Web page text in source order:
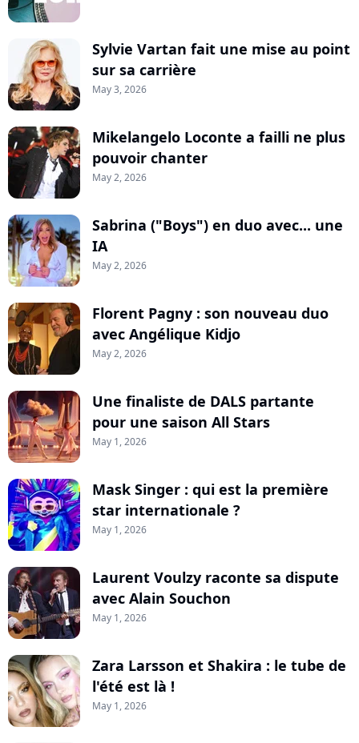
Sylvie Vartan fait une mise au point
sur sa carrière
May 3, 2026
Mikelangelo Loconte a failli ne plus
pouvoir chanter
May 2, 2026
Sabrina ("Boys") en duo avec... une
IA
May 2, 2026
Florent Pagny : son nouveau duo
avec Angélique Kidjo
May 2, 2026
Une finaliste de DALS partante
pour une saison All Stars
May 1, 2026
Mask Singer : qui est la première
star internationale ?
May 1, 2026
Laurent Voulzy raconte sa dispute
avec Alain Souchon
May 1, 2026
Zara Larsson et Shakira : le tube de
l'été est là !
May 1, 2026